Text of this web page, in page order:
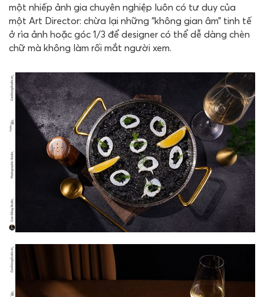
một nhiếp ảnh gia chuyên nghiệp luôn có tư duy của
một Art Director: chừa lại những “không gian âm” tinh tế
ở rìa ảnh hoặc góc 1/3 để designer có thể dễ dàng chèn
chữ mà không làm rối mắt người xem.